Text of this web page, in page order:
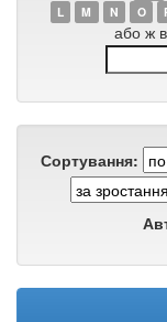
L
M N O
або ж
Сортування: